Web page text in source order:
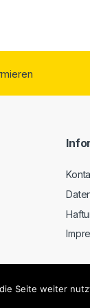
Seite weiter